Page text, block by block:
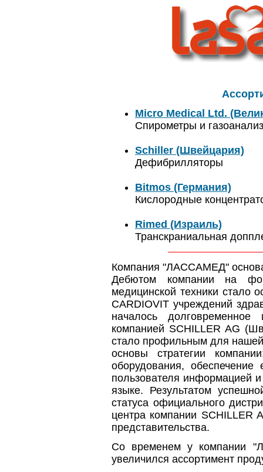
Micro Medical Ltd.
Спирометры и
Schiller (Швейцария)
Дефибрилляторы
Bitmos (Германия)
Кислородные
Rimed (Израиль)
Транскраниальная
Компания "ЛАССАМЕД"
Дебютом компании на
медицинской техники стало
CARDIOVIT учреждений
началось долговременное
компанией SCHILLER AG
стало профильным для
основы стратегии
оборудования,
пользователя информацией
языке. Результатом
статуса официального
центра компании SCHILLER
представительства.
Со временем у компании
увеличился ассортимент